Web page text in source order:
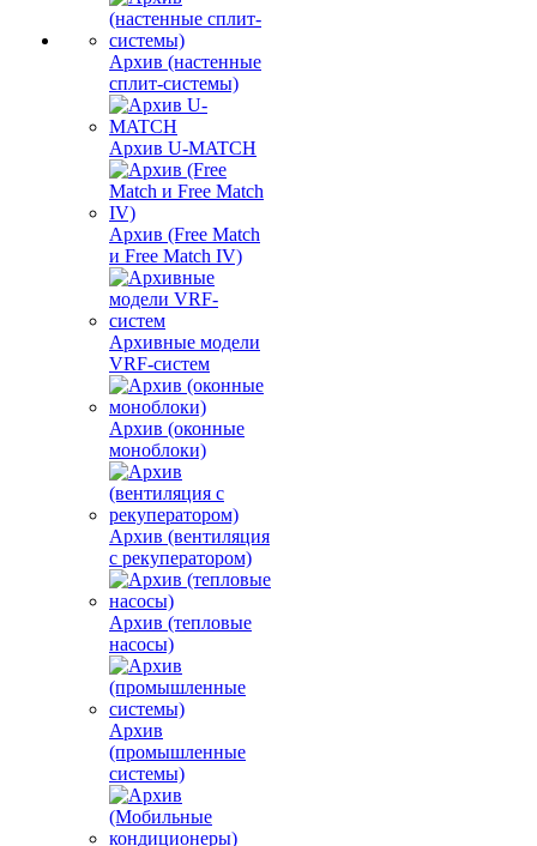
Архив (настенные
сплит-системы)
Архив U-MATCH
Архив (Free Match
и Free Match IV)
Архивные модели
VRF-систем
Архив (оконные
моноблоки)
Архив (вентиляция
с рекуператором)
Архив (тепловые
насосы)
Архив
(промышленные
системы)